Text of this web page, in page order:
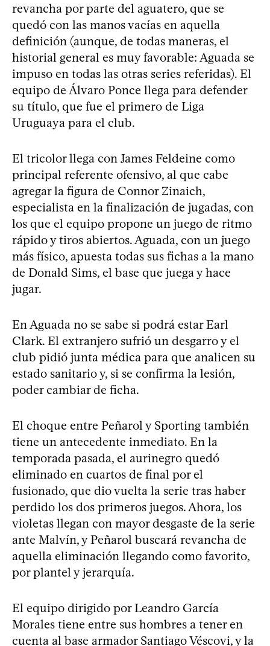
revancha por parte del aguatero, que se
quedó con las manos vacías en aquella
definición (aunque, de todas maneras, el
historial general es muy favorable: Aguada se
impuso en todas las otras series referidas). El
equipo de Álvaro Ponce llega para defender
su título, que fue el primero de Liga
Uruguaya para el club.
El tricolor llega con James Feldeine como
principal referente ofensivo, al que cabe
agregar la figura de Connor Zinaich,
especialista en la finalización de jugadas, con
los que el equipo propone un juego de ritmo
rápido y tiros abiertos. Aguada, con un juego
más físico, apuesta todas sus fichas a la mano
de Donald Sims, el base que juega y hace
jugar.
En Aguada no se sabe si podrá estar Earl
Clark. El extranjero sufrió un desgarro y el
club pidió junta médica para que analicen su
estado sanitario y, si se confirma la lesión,
poder cambiar de ficha.
El choque entre Peñarol y Sporting también
tiene un antecedente inmediato. En la
temporada pasada, el aurinegro quedó
eliminado en cuartos de final por el
fusionado, que dio vuelta la serie tras haber
perdido los dos primeros juegos. Ahora, los
violetas llegan con mayor desgaste de la serie
ante Malvín, y Peñarol buscará revancha de
aquella eliminación llegando como favorito,
por plantel y jerarquía.
El equipo dirigido por Leandro García
Morales tiene entre sus hombres a tener en
cuenta al base armador Santiago Véscovi, y la